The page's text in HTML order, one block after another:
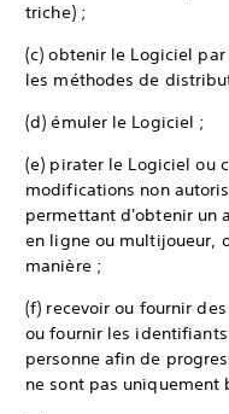
triche) ;
(c) obtenir le Logiciel
les méthodes de
(d) émuler le Logiciel ;
(e) pirater le Logiciel ou
modifications non
permettant d'obtenir un
en ligne ou multijoueur,
manière ;
(f) recevoir ou fournir
ou fournir les
personne afin de
ne sont pas uniquement